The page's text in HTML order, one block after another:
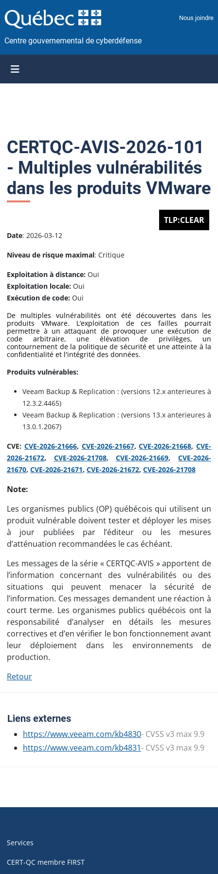
a
s
e
u
Nous joindre
Centre gouvernemental de cyberdéfense
CERTQC-AVIS-2026-101
- Multiples vulnérabilités
dans les produits VMware
TLP:CLEAR
Date: 2026-03-12
Niveau de risque maximal: Critique
Exploitation à distance: Oui
Exploitation locale: Oui
Exécution de code: Oui
De multiples vulnérabilités ont été découvertes dans les
produits VMware. L’exploitation de ces failles pourrait
permettre à un attaquant de provoquer une exécution de
code arbitraire, une élévation de privilèges, un
contournement de la politique de sécurité et une atteinte à la
confidentialité et l'intégrité des données.
Produits vulnérables:
Veeam Backup & Replication : (versions 12.x anterieures à
12.3.2.4465)
Veeam Backup & Replication : (versions 13.x anterieures à
13.0.1.2067)
CVE: CVE-2026-21666, CVE-2026-21667,CVE-2026-21668, CVE-
2026-21672, CVE-2026-21708,CVE-2026-21669,CVE-2026-
21670, CVE-2026-21671, CVE-2026-21672, CVE-2026-21708
Note:
Les organismes publics (OP) québécois qui utilisent un
produit vulnérable doivent tester et déployer les mises
à jour publiées par l’éditeur ou les mesures
d’atténuation recommandées le cas échéant.
Les messages de la série « CERTQC-AVIS » apportent de
l’information concernant des vulnérabilités ou des
situations qui peuvent menacer la sécurité de
l’information. Ces messages demandent une réaction à
court terme. Les organismes publics québécois ont la
responsabilité d’analyser en détails les mesures
correctives et d’en vérifier le bon fonctionnement avant
leur déploiement dans les environnements de
production.
Retour
Liens externes
https://www.veeam.com/kb4830- CVSS v3 max 9.9
https://www.veeam.com/kb4831- CVSS v3 max 9.9
de
pied
Services
CERT-QC membre FIRST